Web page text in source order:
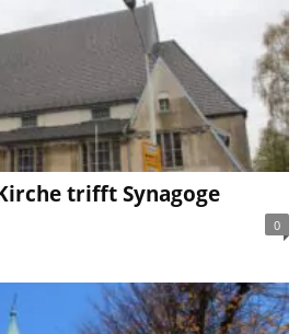
trifft Synagoge
0